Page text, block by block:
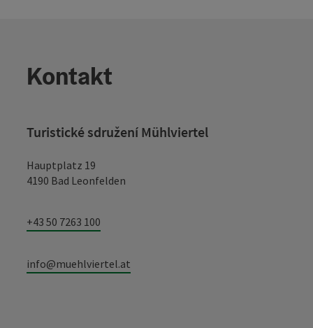
Kontakt
Turistické sdružení Mühlviertel
Hauptplatz 19
4190 Bad Leonfelden
+43 50 7263 100
info@muehlviertel.at